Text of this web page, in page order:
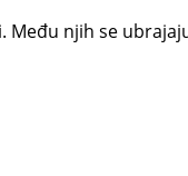
njih se